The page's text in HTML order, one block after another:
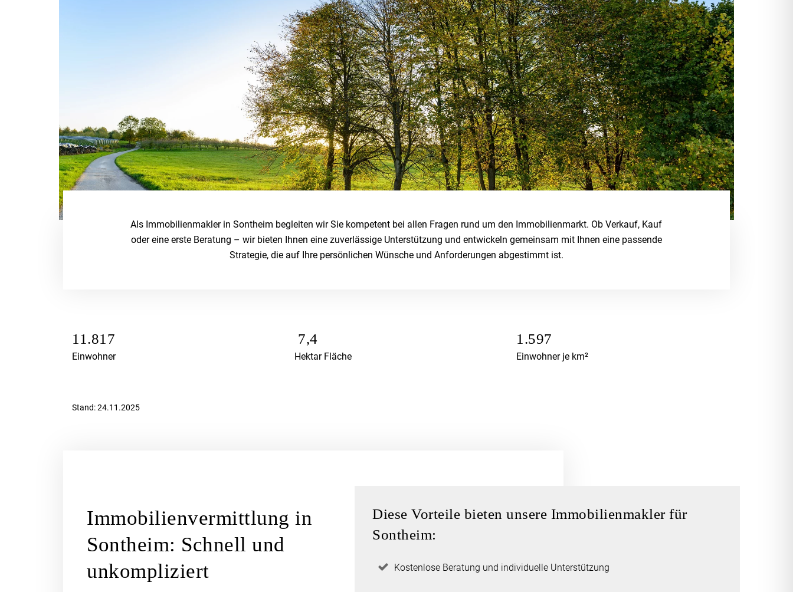
Als Immobilienmakler in Sontheim begleiten wir Sie kompetent bei allen Fragen rund um den Immobilienmarkt. Ob Verkauf, Kauf
oder eine erste Beratung – wir bieten Ihnen eine zuverlässige Unterstützung und entwickeln gemeinsam mit Ihnen eine passende
Strategie, die auf Ihre persönlichen Wünsche und Anforderungen abgestimmt ist.
11.817
Einwohner
Stand: 24.11.2025
7,4
Hektar Fläche
1.597
Einwohner je km²
Immobilienvermittlung in
Sontheim: Schnell und
unkompliziert
Diese Vorteile bieten unsere Immobilienmakler für
Sontheim:
Kostenlose Beratung und individuelle Unterstützung